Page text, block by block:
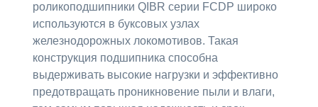
роликоподшипники QIBR серии FCDP широко
используются в буксовых узлах
железнодорожных локомотивов. Такая
конструкция подшипника способна
выдерживать высокие нагрузки и эффективно
предотвращать проникновение пыли и влаги,